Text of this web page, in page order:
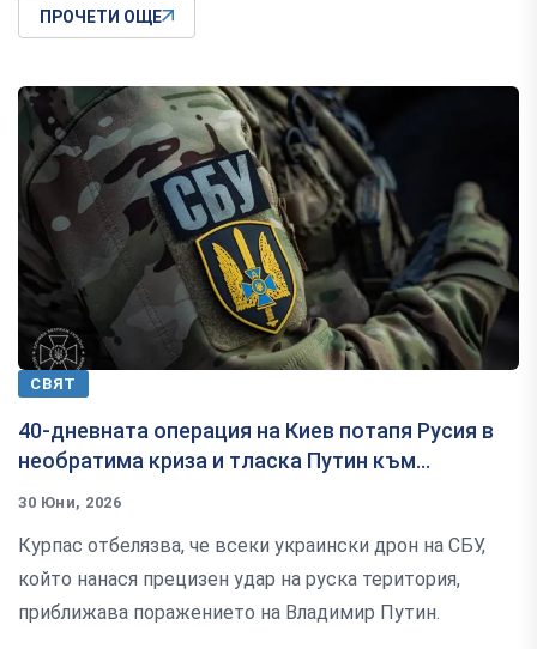
ПРОЧЕТИ ОЩЕ
СВЯТ
40-дневната операция на Киев потапя Русия в
необратима криза и тласка Путин към...
30 Юни, 2026
Курпас отбелязва, че всеки украински дрон на СБУ,
който нанася прецизен удар на руска територия,
приближава поражението на Владимир Путин.